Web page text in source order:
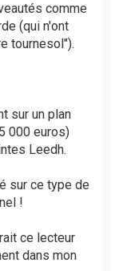
comme
(qui n'ont
tournesol").
sur un plan
000 euros)
Leedh.
sur ce type de
!
ce lecteur
dans mon